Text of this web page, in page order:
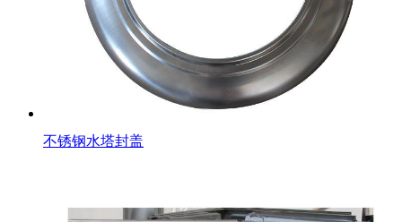
不锈钢水塔封盖